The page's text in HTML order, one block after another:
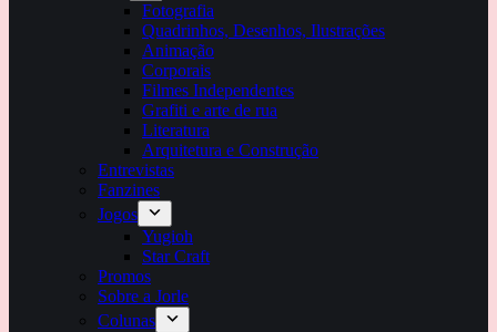
Fotografia
Quadrinhos, Desenhos, Ilustrações
Animação
Corporais
Filmes Independentes
Grafiti e arte de rua
Literatura
Arquitetura e Construção
Entrevistas
Fanzines
Jogos
Yugioh
Star Craft
Promos
Sobre a Jorle
Colunas